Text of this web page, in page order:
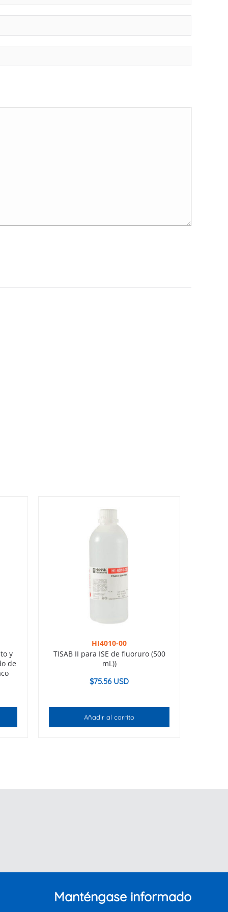
y
de
HI4010-00
TISAB II para ISE de fluoruro (500
mL))
$75.56 USD
Añadir al carrito
Manténgase informado